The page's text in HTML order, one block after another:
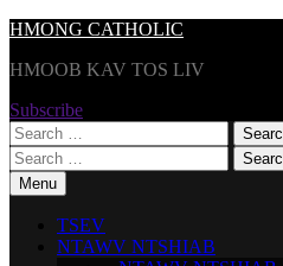
Skip
content
HMONG CATHOLIC
HMOOB KAV TOS LIV
Subscribe
Search
for:
Search
for:Menu
TSEV
NTAWV NTSHIAB